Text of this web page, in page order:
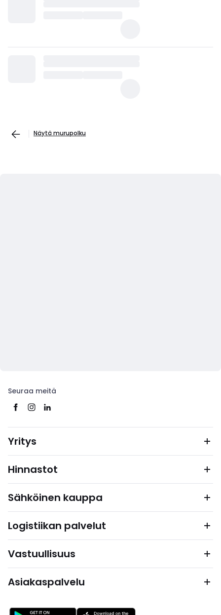
Näytä murupolku
Seuraa meitä
Yritys
Hinnastot
Sähköinen kauppa
Logistiikan palvelut
Vastuullisuus
Asiakaspalvelu